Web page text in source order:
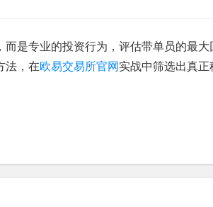
而是专业的投资行为，评估带单员的最
法，在欧易交易所官网实战中筛选出真